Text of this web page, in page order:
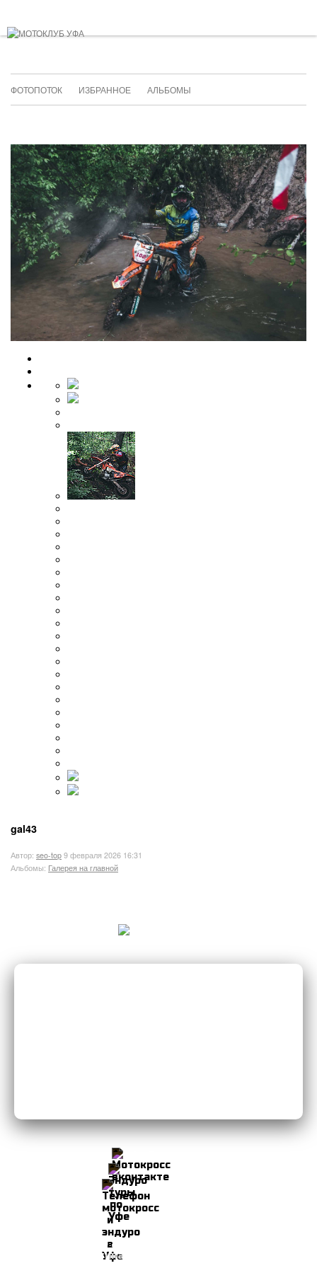
ФОТОПОТОК ИЗБРАННОЕ АЛЬБОМЫ
gal43
Автор: seo-top 9 февраля 2026 16:31
Альбомы: Галерея на главной
Мы в Instagram
8-906-103-34-49
© 2026 Мотоклуб Уфа
Политика конфиденциальности